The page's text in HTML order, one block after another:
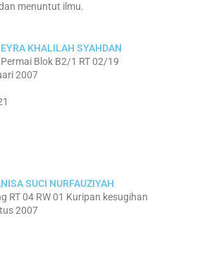
menuntut ilmu.
KHALILAH SYAHDAN
Blok B2/1 RT 02/19
2007
SUCI NURFAUZIYAH
RT 04 RW 01 Kuripan kesugihan
2007